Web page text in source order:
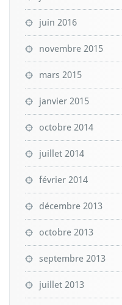
juin 2016
novembre 2015
mars 2015
janvier 2015
octobre 2014
juillet 2014
février 2014
décembre 2013
octobre 2013
septembre 2013
juillet 2013